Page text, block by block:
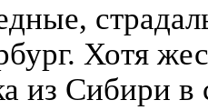
Хотя
из Сибири в